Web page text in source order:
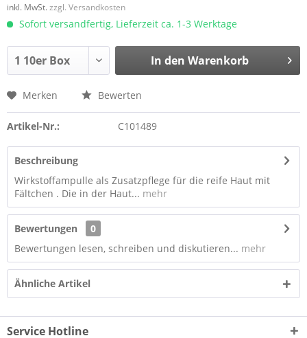
inkl. MwSt.zzgl. Versandkosten
Sofort versandfertig, Lieferzeit ca. 1-3 Werktage
In den Warenkorb
Merken Bewerten
Artikel-Nr.: C101489
Beschreibung
Wirkstoffampulle als Zusatzpflege für die reife Haut mit
Fältchen . Die in der Haut... mehr
Bewertungen
0
Bewertungen lesen, schreiben und diskutieren... mehr
Ähnliche Artikel
Service Hotline